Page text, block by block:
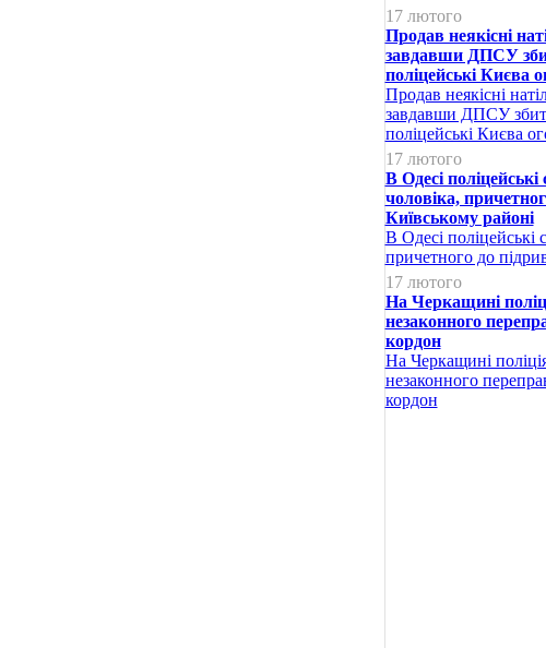
17 лютого
Продав неякісні
завдавши ДПСУ
поліцейські Києва
Продав неякісні
завдавши ДПСУ
поліцейські Києва
17 лютого
В Одесі
чоловіка,
Київському районі
В Одесі поліцейські
причетного до
17 лютого
На Черкащині
незаконного
кордон
На Черкащині
незаконного
кордон